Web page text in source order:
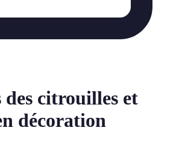
des citrouilles et
décoration